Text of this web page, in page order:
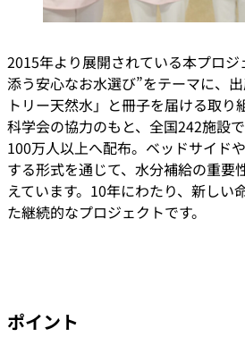
2015年より展開されている本プロジ
添う安心なお水選び”をテーマに、
トリー天然水」と冊子を届ける取り
科学会の協力のもと、全国242施設
100万人以上へ配布。ベッドサイド
する形式を通じて、水分補給の重要
えています。10年にわたり、新しい
た継続的なプロジェクトです。
ポイント